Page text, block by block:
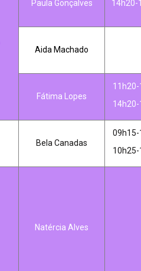
Paula Gonçalves
Aida Machado
Fátima Lopes
Bela Canadas
09h15-
Natércia Alves